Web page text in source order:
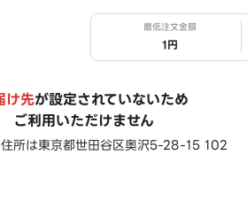
最低注文金額
1円
け先が設定されていないため
ご利用いただけません
所は東京都世田谷区奥沢5-28-15 102